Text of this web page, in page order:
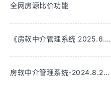
全网房源比价功能
《房软中介管理系统 2025.6.1 重磅更新：功能拓展与优化全解析》
房软中介管理系统-2024.8.25更新